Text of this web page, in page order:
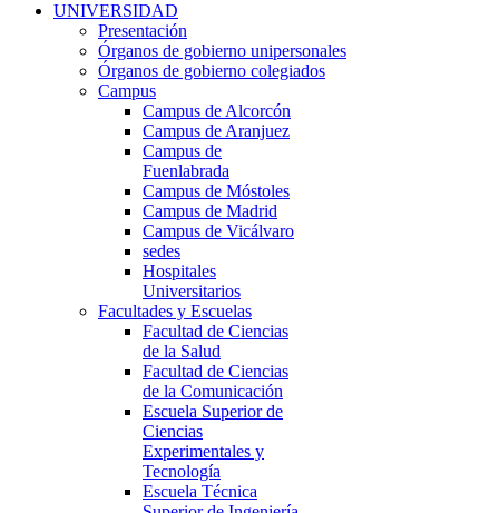
UNIVERSIDAD
Presentación
Órganos de gobierno unipersonales
Órganos de gobierno colegiados
Campus
Campus de Alcorcón
Campus de Aranjuez
Campus de
Fuenlabrada
Campus de Móstoles
Campus de Madrid
Campus de Vicálvaro
sedes
Hospitales
Universitarios
Facultades y Escuelas
Facultad de Ciencias
de la Salud
Facultad de Ciencias
de la Comunicación
Escuela Superior de
Ciencias
Experimentales y
Tecnología
Escuela Técnica